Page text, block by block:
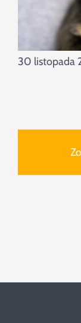
30 listopada